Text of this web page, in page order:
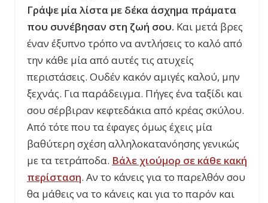
Γράψε μία λίστα με δέκα άσχημα πράματα
που συνέβησαν στη ζωή σου. Και μετά βρες
έναν έξυπνο τρόπο να αντλήσεις το καλό από
την κάθε μία από αυτές τις ατυχείς
περιστάσεις. Ουδέν κακόν αμιγές καλού, μην
ξεχνάς. Για παράδειγμα. Πήγες ένα ταξίδι και
σου σέρβιραν κεφτεδάκια από κρέας σκύλου.
Από τότε που τα έφαγες όμως έχεις μία
βαθύτερη σχέση αλληλοκατανόησης γενικώς
με τα τετράποδα. Βάλε χιούμορ σε κάθε κακή
περίσταση. Αν το κάνεις για το παρελθόν σου
θα μάθεις να το κάνεις και για το παρόν και